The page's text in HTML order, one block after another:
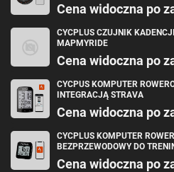
Cena widoczna po
CYCPLUS CZUJNIK
MAPMYRIDE
Cena widoczna po
CYCPUS KOMPUTER
INTEGRACJĄ STRAVA
Cena widoczna po
CYCPLUS KOMPUTER
BEZPRZEWODOWY DO
Cena widoczna po